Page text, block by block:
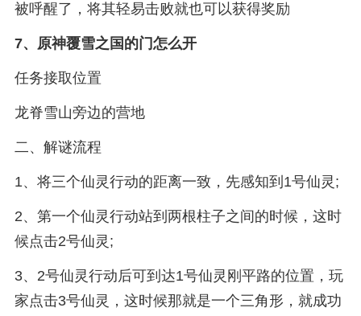
被呼醒了，将其轻易击败就也可以获得奖励
7、 原神覆雪之国的门怎么开
任务接取位置
龙脊雪山旁边的营地
二、解谜流程
1、将三个仙灵行动的距离一致，先感知到1号仙灵;
2、第一个仙灵行动站到两根柱子之间的时候，这时
候点击2号仙灵;
3、2号仙灵行动后可到达1号仙灵刚平路的位置，玩
家点击3号仙灵，这时候那就是一个三角形，就成功